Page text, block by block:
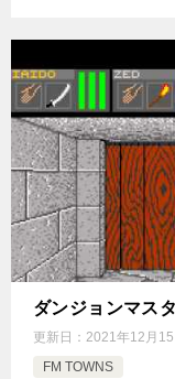
ダンジョンマス
更新日： 2021年12月15
FM TOWNS